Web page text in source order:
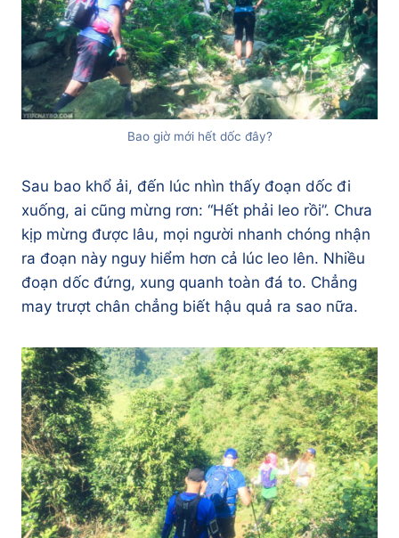
Bao giờ mới hết dốc đây?
Sau bao khổ ải, đến lúc nhìn thấy đoạn dốc đi
xuống, ai cũng mừng rơn: “Hết phải leo rồi”. Chưa
kịp mừng được lâu, mọi người nhanh chóng nhận
ra đoạn này nguy hiểm hơn cả lúc leo lên. Nhiều
đoạn dốc đứng, xung quanh toàn đá to. Chẳng
may trượt chân chẳng biết hậu quả ra sao nữa.